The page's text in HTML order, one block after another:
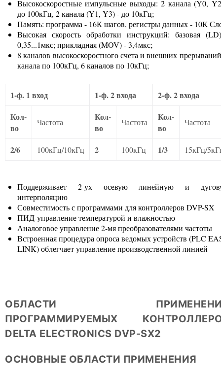
Высокоскоростные импульсные выходы: 2 канала (Y0,
до 100кГц, 2 канала (Y1, Y3) - до 10кГц;
Память: программа - 16К шагов, регистры данных - 10К
Высокая скорость обработки инструкций: базовая
0,35...1мкс; прикладная (MOV) - 3,4мкс;
8 каналов высокоскоростного счета и внешних
канала по 100кГц, 6 каналов по 10кГц;
1-ф. 1 вход 1-ф. 2 входа
2-ф. 2 входа
Кол-
во
Частота
Кол-
во
Частота
Кол-
во
Частота
2/6 100кГц/10кГц 2 100кГц 1/3 15кГц/
Поддерживает 2-ух осевую линейную и
интерполяцию
Совместимость с программами для контроллеров DVP-SX
ПИД-управление температурой и влажностью
Аналоговое управление 2-мя преобразователями частоты
Встроенная процедура опроса ведомых устройств (PLC
LINK) облегчает управление производственной линией
ОБЛАСТИ
ПРОГРАММИРУЕМЫХ
DELTA ELECTRONICS DVP-SX2
ОСНОВНЫЕ ОБЛАСТИ ПРИМЕНЕНИЯ